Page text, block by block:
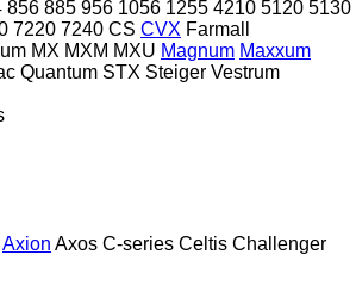
856 885 956 1056 1255 4210 5120 5130
7220 7240 CS CVX Farmall
MX MXM MXU Magnum Maxxum
Quantum STX Steiger Vestrum
Axion Axos C-series Celtis Challenger